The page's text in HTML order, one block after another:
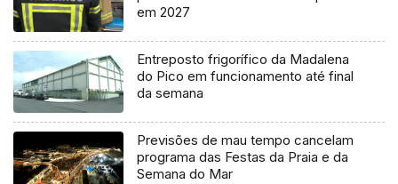
em 2027
Entreposto frigorífico da Madalena
do Pico em funcionamento até final
da semana
Previsões de mau tempo cancelam
programa das Festas da Praia e da
Semana do Mar